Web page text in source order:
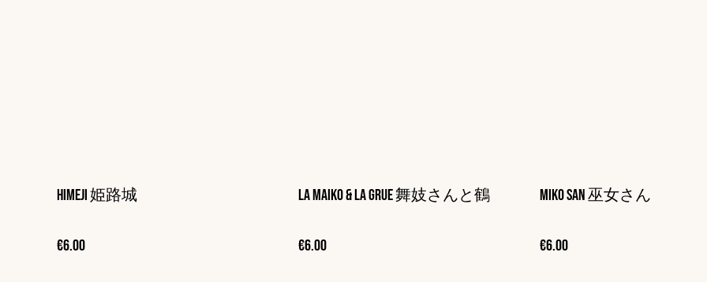
Himeji 姫路城
€6.00
La Maiko & la Grue 舞妓さんと鶴
€6.00
Miko San 巫女さん
€6.00